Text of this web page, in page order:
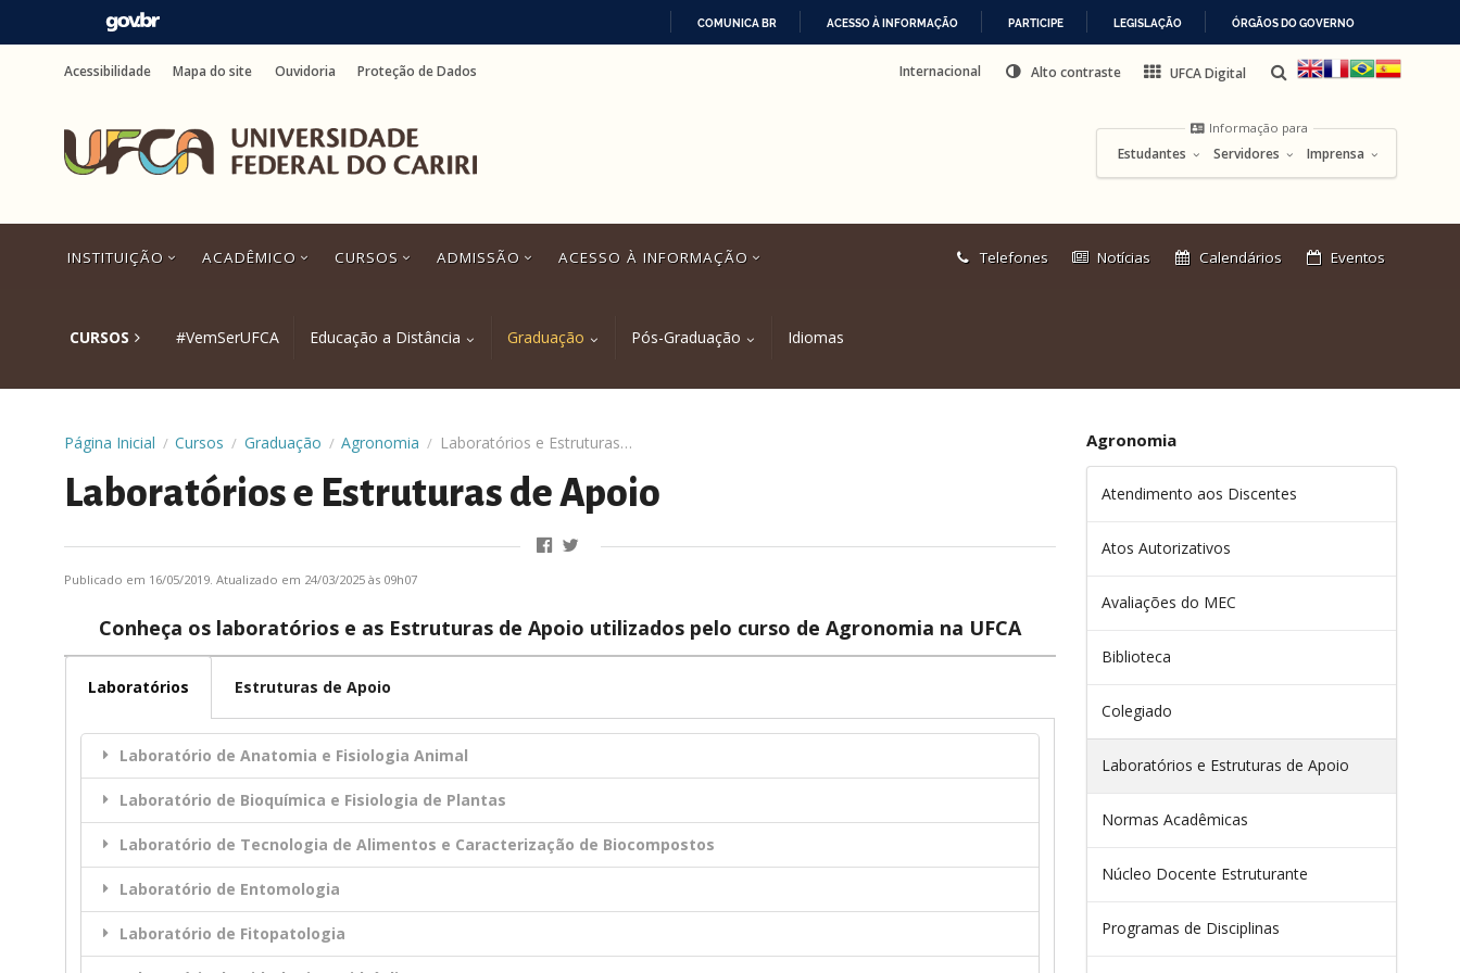
COMUNICA BR ACESSO À INFORMAÇÃO PARTICIPE LEGISLAÇÃO ÓRGÃOS DO GOVERNO
para
para
busca
rodapé
Acessibilidade Mapa do site Ouvidoria Proteção de Dados Internacional Alto contraste UFCA Digital
Informação para
Estudantes Servidores Imprensa
INSTITUIÇÃO ACADÊMICO CURSOS ADMISSÃO ACESSO À INFORMAÇÃO
Link
Telefones Notícias Calendários Eventos
CURSOS #VemSerUFCA Educação a Distância Graduação Pós-Graduação Idiomas
Página Inicial / Cursos / Graduação / Agronomia / Laboratórios e Estruturas de Apoio
Laboratórios e Estruturas de Apoio
Publicado em 16/05/2019. Atualizado em 24/03/2025 às 09h07
Conheça os laboratórios e as Estruturas de Apoio utilizados pelo curso de Agronomia na UFCA
Laboratórios Estruturas de Apoio
Laboratório de Anatomia e Fisiologia Animal
Laboratório de Bioquímica e Fisiologia de Plantas
Laboratório de Tecnologia de Alimentos e Caracterização de Biocompostos
Laboratório de Entomologia
Laboratório de Fitopatologia
Agronomia
Atendimento aos Discentes
Atos Autorizativos
Avaliações do MEC
Biblioteca
Colegiado
Laboratórios e Estruturas de Apoio
Normas Acadêmicas
Núcleo Docente Estruturante
Programas de Disciplinas